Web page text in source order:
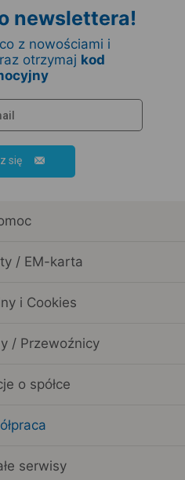
newslettera!
z nowościami i
otrzymaj kod
się
/ EM-karta
i Cookies
/ Przewoźnicy
o spółce
serwisy